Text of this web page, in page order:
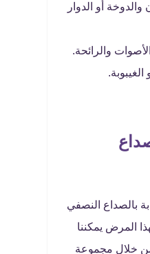
أو الدوار
والرائحة.
بالصداع النصفي
المرض يمكننا
خلال مجموعة